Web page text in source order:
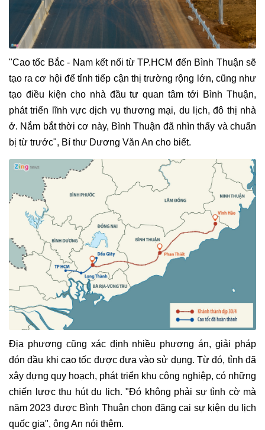
"Cao tốc Bắc - Nam kết nối từ TP.HCM đến Bình Thuận sẽ
tạo ra cơ hội để tỉnh tiếp cận thị trường rộng lớn, cũng như
tạo điều kiện cho nhà đầu tư quan tâm tới Bình Thuận,
phát triển lĩnh vực dịch vụ thương mại, du lịch, đô thị nhà
ở. Nắm bắt thời cơ này, Bình Thuận đã nhìn thấy và chuẩn
bị từ trước", Bí thư Dương Văn An cho biết.
Địa phương cũng xác định nhiều phương án, giải pháp
đón đầu khi cao tốc được đưa vào sử dụng. Từ đó, tỉnh đã
xây dựng quy hoạch, phát triển khu công nghiệp, có những
chiến lược thu hút du lịch. "Đó không phải sự tình cờ mà
năm 2023 được Bình Thuận chọn đăng cai sự kiện du lịch
quốc gia", ông An nói thêm.